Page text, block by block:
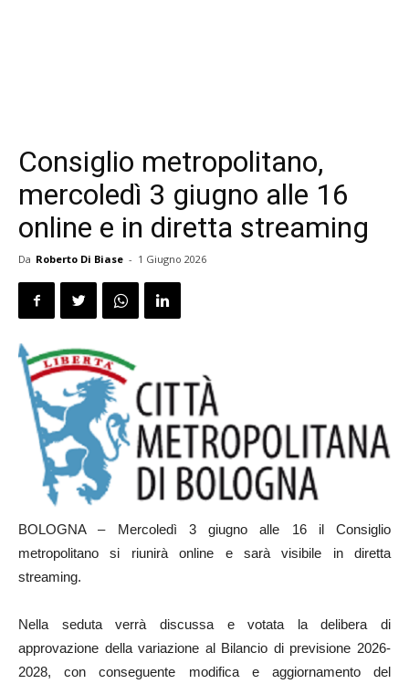
Consiglio metropolitano,
mercoledì 3 giugno alle 16
online e in diretta streaming
Da Roberto Di Biase - 1 Giugno 2026
BOLOGNA – Mercoledì 3 giugno alle 16 il Consiglio
metropolitano si riunirà online e sarà visibile in diretta
streaming.
Nella seduta verrà discussa e votata la delibera di
approvazione della variazione al Bilancio di previsione 2026-
2028, con conseguente modifica e aggiornamento del